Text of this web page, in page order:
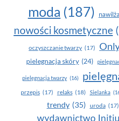
moda (187)
nowości kosmetyczne
oczyszczanie twarzy (17)
pielegnacja skóry (24)
pielęgnacja twarzy (16)
przepis (17) relaks (18) Sielanka
trendy (35) uroda (17)
wydawnictwo